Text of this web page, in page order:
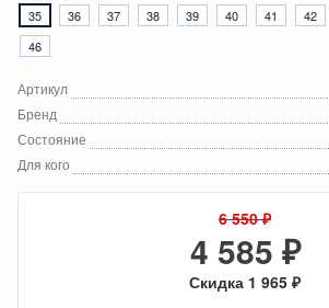
35 36 37 38 39 40 41 42
46
Артикул
Бренд
Состояние
Для кого
6 550 ₽
4 585 ₽
Скидка 1 965 ₽